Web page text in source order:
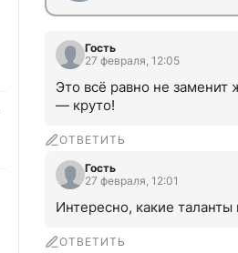
Гость
27 февраля, 12:05
Это всё равно не заменит
— круто!
ОТВЕТИТЬ
Гость
27 февраля, 12:01
Интересно, какие таланты
ОТВЕТИТЬ